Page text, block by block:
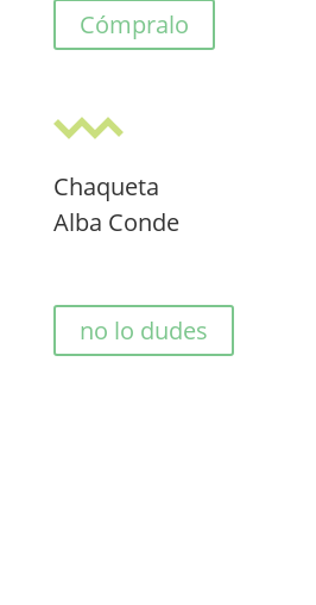
Cómpralo
Chaqueta
Alba Conde
no lo dudes